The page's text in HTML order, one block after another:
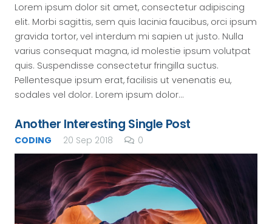
Lorem ipsum dolor sit amet, consectetur adipiscing
elit. Morbi sagittis, sem quis lacinia faucibus, orci ipsum
gravida tortor, vel interdum mi sapien ut justo. Nulla
varius consequat magna, id molestie ipsum volutpat
quis. Suspendisse consectetur fringilla suctus.
Pellentesque ipsum erat, facilisis ut venenatis eu,
sodales vel dolor. Lorem ipsum dolor…
Another Interesting Single Post
CODING 20 Sep 2018 0